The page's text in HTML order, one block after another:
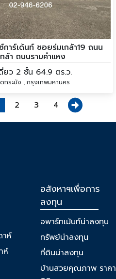
การ์เด้นท์ ซอยร่มเกล้า19 ถนน
ล้า ถนนรามคำแหง
ยว 2 ชั้น 64.9 ตร.ว.
กระบัง , กรุงเทพมหานคร
2 3 4
าห์
ห์
อสังหาฯเพื่อการ
ลงทุน
อพาร์ทเม้นท์น่าลงทุน
ทรัพย์น่าลงทุน
ที่ดินน่าลงทุน
บ้านสวยคุณภาพ ราคา